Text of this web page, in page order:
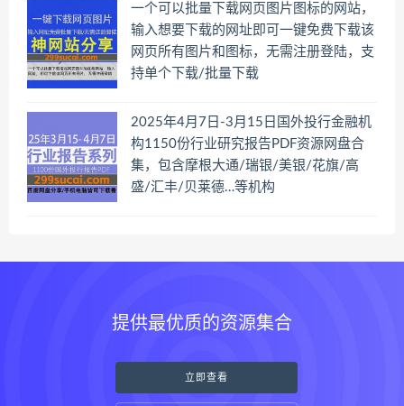
一个可以批量下载网页图片图标的网站，
输入想要下载的网址即可一键免费下载该
网页所有图片和图标，无需注册登陆，支
持单个下载/批量下载
2025年4月7日-3月15日国外投行金融机
构1150份行业研究报告PDF资源网盘合
集，包含摩根大通/瑞银/美银/花旗/高
盛/汇丰/贝莱德…等机构
提供最优质的资源集合
立即查看